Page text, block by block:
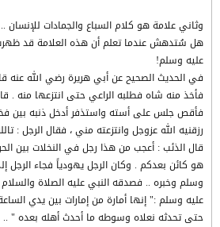
وثاني علامة هو كلام السباع والجمادات للإنسان ..
هل سُتدهش عندما تعلم أن هذه العلامة قد
عليه وسلم!
في الحديث الصحيح عن أبي هريرة رضي الله عنه
فأخذ منه شاه فطلبه الراعي حتى انتزعها منه .
فأقص جلس على أسته واستذفر أدخل ذنبه بين
رزقنيه الله عزوجل وانتزعته مني ، فقال الرجل :
قال الذئب : أعجب من هذا رجل في النخلات بين
هو كائن بعدكم . وكان الرجل يهودياً فجاء الرجل
وسلم وخبره .. فصدقه النبي عليه الصلاة
عليه وسلم :" إنها أمارة من إمارات بين يدي
حتى تحدثه نعلاه وسوطه ما أحدث أهله بعده " ..